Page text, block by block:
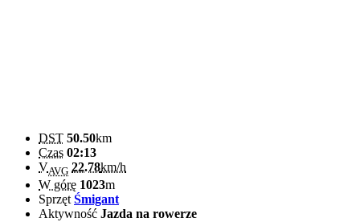
DST 50.50km
Czas 02:13
VAVG 22.78km/h
W górę 1023m
Sprzęt Śmigant
Aktywność Jazda na rowerze